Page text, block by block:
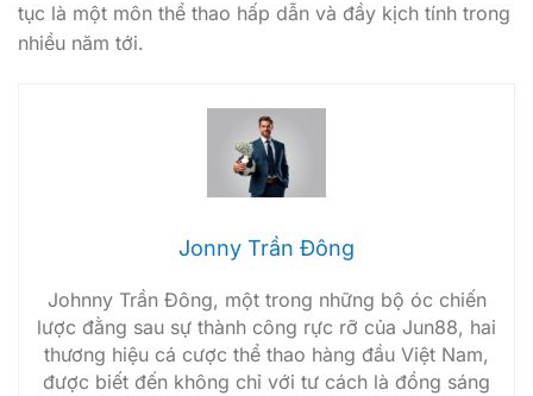
tục là một môn thể thao hấp dẫn và đầy kịch tính trong
nhiều năm tới.
Jonny Trần Đông
Johnny Trần Đông, một trong những bộ óc chiến
lược đằng sau sự thành công rực rỡ của Jun88, hai
thương hiệu cá cược thể thao hàng đầu Việt Nam,
được biết đến không chỉ với tư cách là đồng sáng